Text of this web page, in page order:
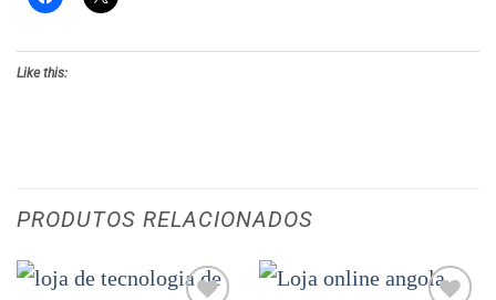
Like this:
PRODUTOS RELACIONADOS